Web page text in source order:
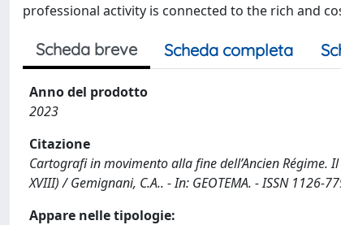
professional activity is connected to the rich and
Scheda breve Scheda completa
Anno del prodotto
2023
Citazione
Cartografi in movimento alla fine dell’Ancien Régime.
XVIII) / Gemignani, C.A.. - In: GEOTEMA. - ISSN
Appare nelle tipologie: